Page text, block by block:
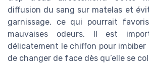
diffusion du sang sur matelas et
garnissage, ce qui pourrait
mauvaises odeurs. Il est
délicatement le chiffon pour imbiber
de changer de face dès qu’elle se